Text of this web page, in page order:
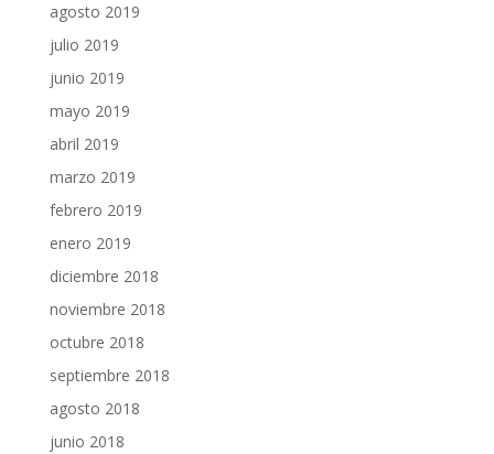
agosto 2019
julio 2019
junio 2019
mayo 2019
abril 2019
marzo 2019
febrero 2019
enero 2019
diciembre 2018
noviembre 2018
octubre 2018
septiembre 2018
agosto 2018
junio 2018